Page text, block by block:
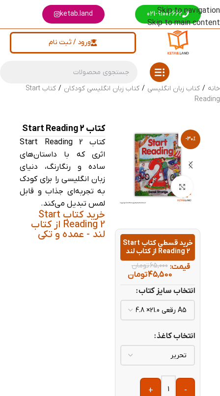
Skip to navigation
Skip to main content
021-91002662
ketab.land
ورود / ثبت نام
خانه / کتاب زبان انگلیسی / کتاب زبان انگلیسی کودکان /
کتاب Start
Reading
-30%
بزرگنمایی تصویر
خرید قسطی کتاب Start
Reading 2 از کتاب لند
قیمت: 65,000تومان
45,500تومان
انتخاب سایز کتاب
انتخاب کاغذ
-
+
کتاب Start Reading 2
کتاب Start Reading 2
اثری که با داستان‌های
ساده و رنگارنگ، دنیای
زبان انگلیسی را برای کودک
به تجربه‌ای جذاب و قابل
لمس تبدیل می‌کند.
خرید کتاب Start
Reading 2 از کتاب
لند - عمده و تکی